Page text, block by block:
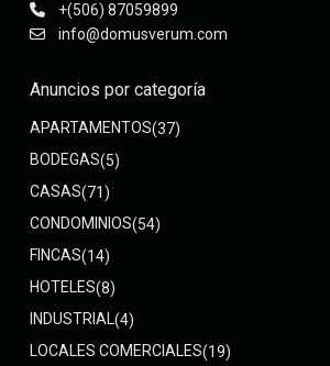
+(506) 87059899
info@domusverum.com
Anuncios por categoría
APARTAMENTOS(37)
BODEGAS(5)
CASAS(71)
CONDOMINIOS(54)
FINCAS(14)
HOTELES(8)
INDUSTRIAL(4)
LOCALES COMERCIALES(19)